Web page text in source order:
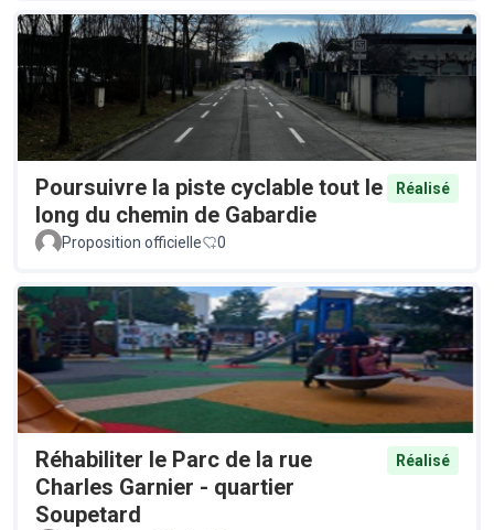
Poursuivre la piste cyclable tout le
long du chemin de Gabardie
Réalisé
Proposition officielle 0
Réhabiliter le Parc de la rue
Charles Garnier - quartier
Soupetard
Réalisé